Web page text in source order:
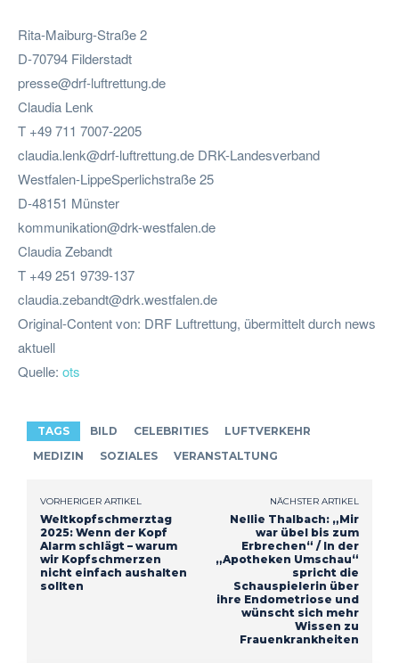
Rita-Maiburg-Straße 2
D-70794 Filderstadt
presse@drf-luftrettung.de
Claudia Lenk
T +49 711 7007-2205
claudia.lenk@drf-luftrettung.de DRK-Landesverband
Westfalen-LippeSperlichstraße 25
D-48151 Münster
kommunikation@drk-westfalen.de
Claudia Zebandt
T +49 251 9739-137
claudia.zebandt@drk.westfalen.de
Original-Content von: DRF Luftrettung, übermittelt durch news
aktuell
Quelle: ots
TAGS BILD CELEBRITIES
LUFTVERKEHR
MEDIZIN
SOZIALES VERANSTALTUNG
VORHERIGER ARTIKEL
Weltkopfschmerztag
2025: Wenn der Kopf
Alarm schlägt – warum
wir Kopfschmerzen
nicht einfach aushalten
sollten
NÄCHSTER ARTIKEL
Nellie Thalbach: „Mir
war übel bis zum
Erbrechen“ / In der
„Apotheken Umschau“
spricht die
Schauspielerin über
ihre Endometriose und
wünscht sich mehr
Wissen zu
Frauenkrankheiten